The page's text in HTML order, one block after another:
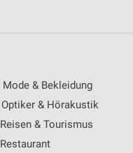
Mode & Bekleidung
Optiker & Hörakustik
Reisen & Tourismus
Restaurant